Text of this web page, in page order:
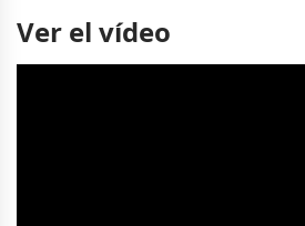
Ver el vídeo